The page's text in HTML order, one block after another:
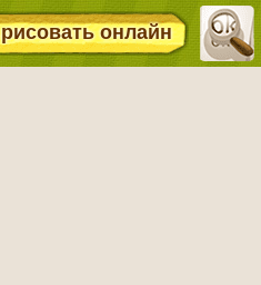
рисовать онлайн